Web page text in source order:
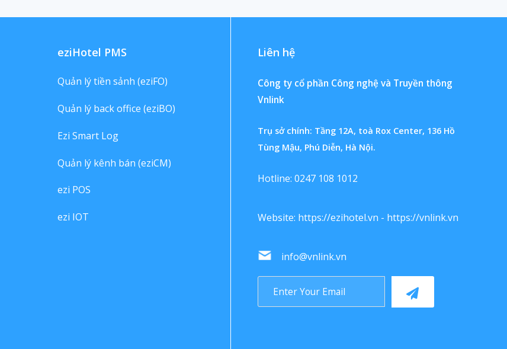
eziHotel PMS
Quản lý tiền sảnh (eziFO)
Quản lý back office (eziBO)
Ezi Smart Log
Quản lý kênh bán (eziCM)
ezi POS
ezi IOT
Liên hệ
Công ty cổ phần Công nghệ và Truyền thông
Vnlink
Trụ sở chính: Tầng 12A, toà Rox Center, 136 Hồ
Tùng Mậu, Phú Diễn, Hà Nội.
Hotline: 0247 108 1012
Website: https://ezihotel.vn - https://vnlink.vn
info@vnlink.vn